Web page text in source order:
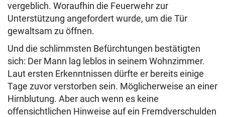
vergeblich. Woraufhin die Feuerwehr zur
Unterstützung angefordert wurde, um die Tür
gewaltsam zu öffnen.
Und die schlimmsten Befürchtungen bestätigten
sich: Der Mann lag leblos in seinem Wohnzimmer.
Laut ersten Erkenntnissen dürfte er bereits einige
Tage zuvor verstorben sein. Möglicherweise an einer
Hirnblutung. Aber auch wenn es keine
offensichtlichen Hinweise auf ein Fremdverschulden